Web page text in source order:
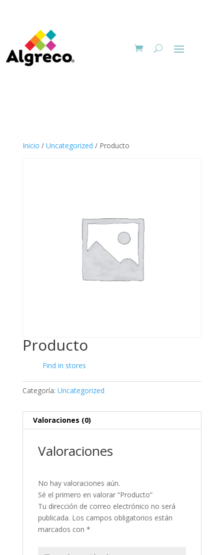
Inicio / Uncategorized / Producto
Producto
Find in stores
Categoría: Uncategorized
Valoraciones (0)
Valoraciones
No hay valoraciones aún.
Sé el primero en valorar “Producto”
Tu dirección de correo electrónico no será
publicada. Los campos obligatorios están
marcados con *